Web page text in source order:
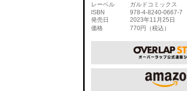
コミックエッセイ
レーベル
ガルドコミックス
ISBN
978-4-8240-0667-7
発売日
2023年11月25日
価格
770円（税込）